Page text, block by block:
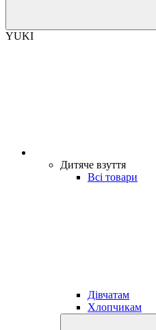
YUKI
Дитяче взуття
Всі товари
Дівчатам
Хлопчикам